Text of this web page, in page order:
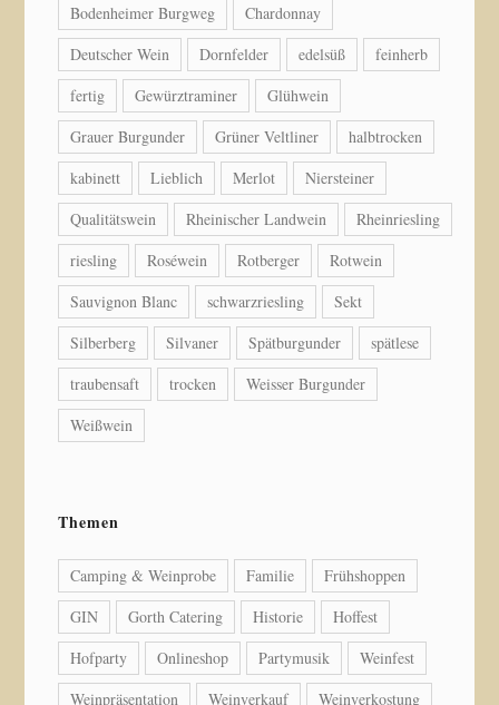
Bodenheimer Burgweg
Chardonnay
Deutscher Wein
Dornfelder edelsüß
feinherb
fertig
Gewürztraminer
Glühwein
Grauer Burgunder
Grüner Veltliner
halbtrocken
kabinett
Lieblich Merlot
Niersteiner
Qualitätswein
Rheinischer Landwein
Rheinriesling
riesling
Roséwein Rotberger
Rotwein
Sauvignon Blanc
schwarzriesling
Sekt
Silberberg
Silvaner Spätburgunder
spätlese
traubensaft
trocken
Weisser Burgunder
Weißwein
Themen
Camping & Weinprobe Familie
Frühshoppen
GIN
Gorth Catering Historie
Hoffest
Hofparty
Onlineshop Partymusik
Weinfest
Weinpräsentation
Weinverkauf Weinverkostung